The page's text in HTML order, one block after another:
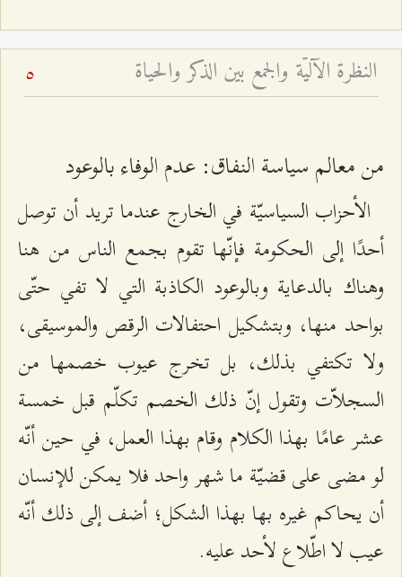
النظرة الآليّة والجمع بين الذكر والحياة 5
من معالم سياسة النفاق: عدم الوفاء بالوعود
الأحزاب السياسيّة في الخارج عندما تريد أن توصل
أحدًا إلى الحكومة فإنّها تقوم بجمع الناس من هنا
وهناك بالدعاية وبالوعود الكاذبة التي لا تفي حتّى
بواحد منها، وبتشكيل احتفالات الرقص والموسيقى،
ولا تكتفي بذلك، بل تخرج عيوب خصمها من
السجلاّت وتقول إنّ ذلك الخصم تكلّم قبل خمسة
عشر عامًا بهذا الكلام وقام بهذا العمل، في حين أنّه
لو مضى على قضيّة ما شهر واحد فلا يمكن للإنسان
أن يحاكم غيره بها بهذا الشكل؛ أضف إلى ذلك أنّه
عيب لا اطّلاع لأحد عليه.